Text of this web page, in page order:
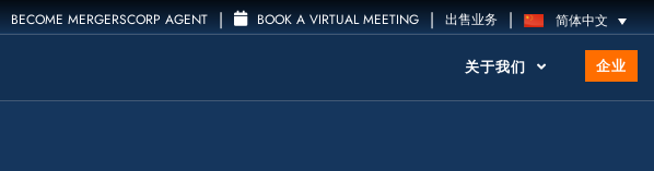
BECOME MERGERSCORP AGENT | BOOK A VIRTUAL MEETING | 出售业务 | 简体中文
关于我们 企业